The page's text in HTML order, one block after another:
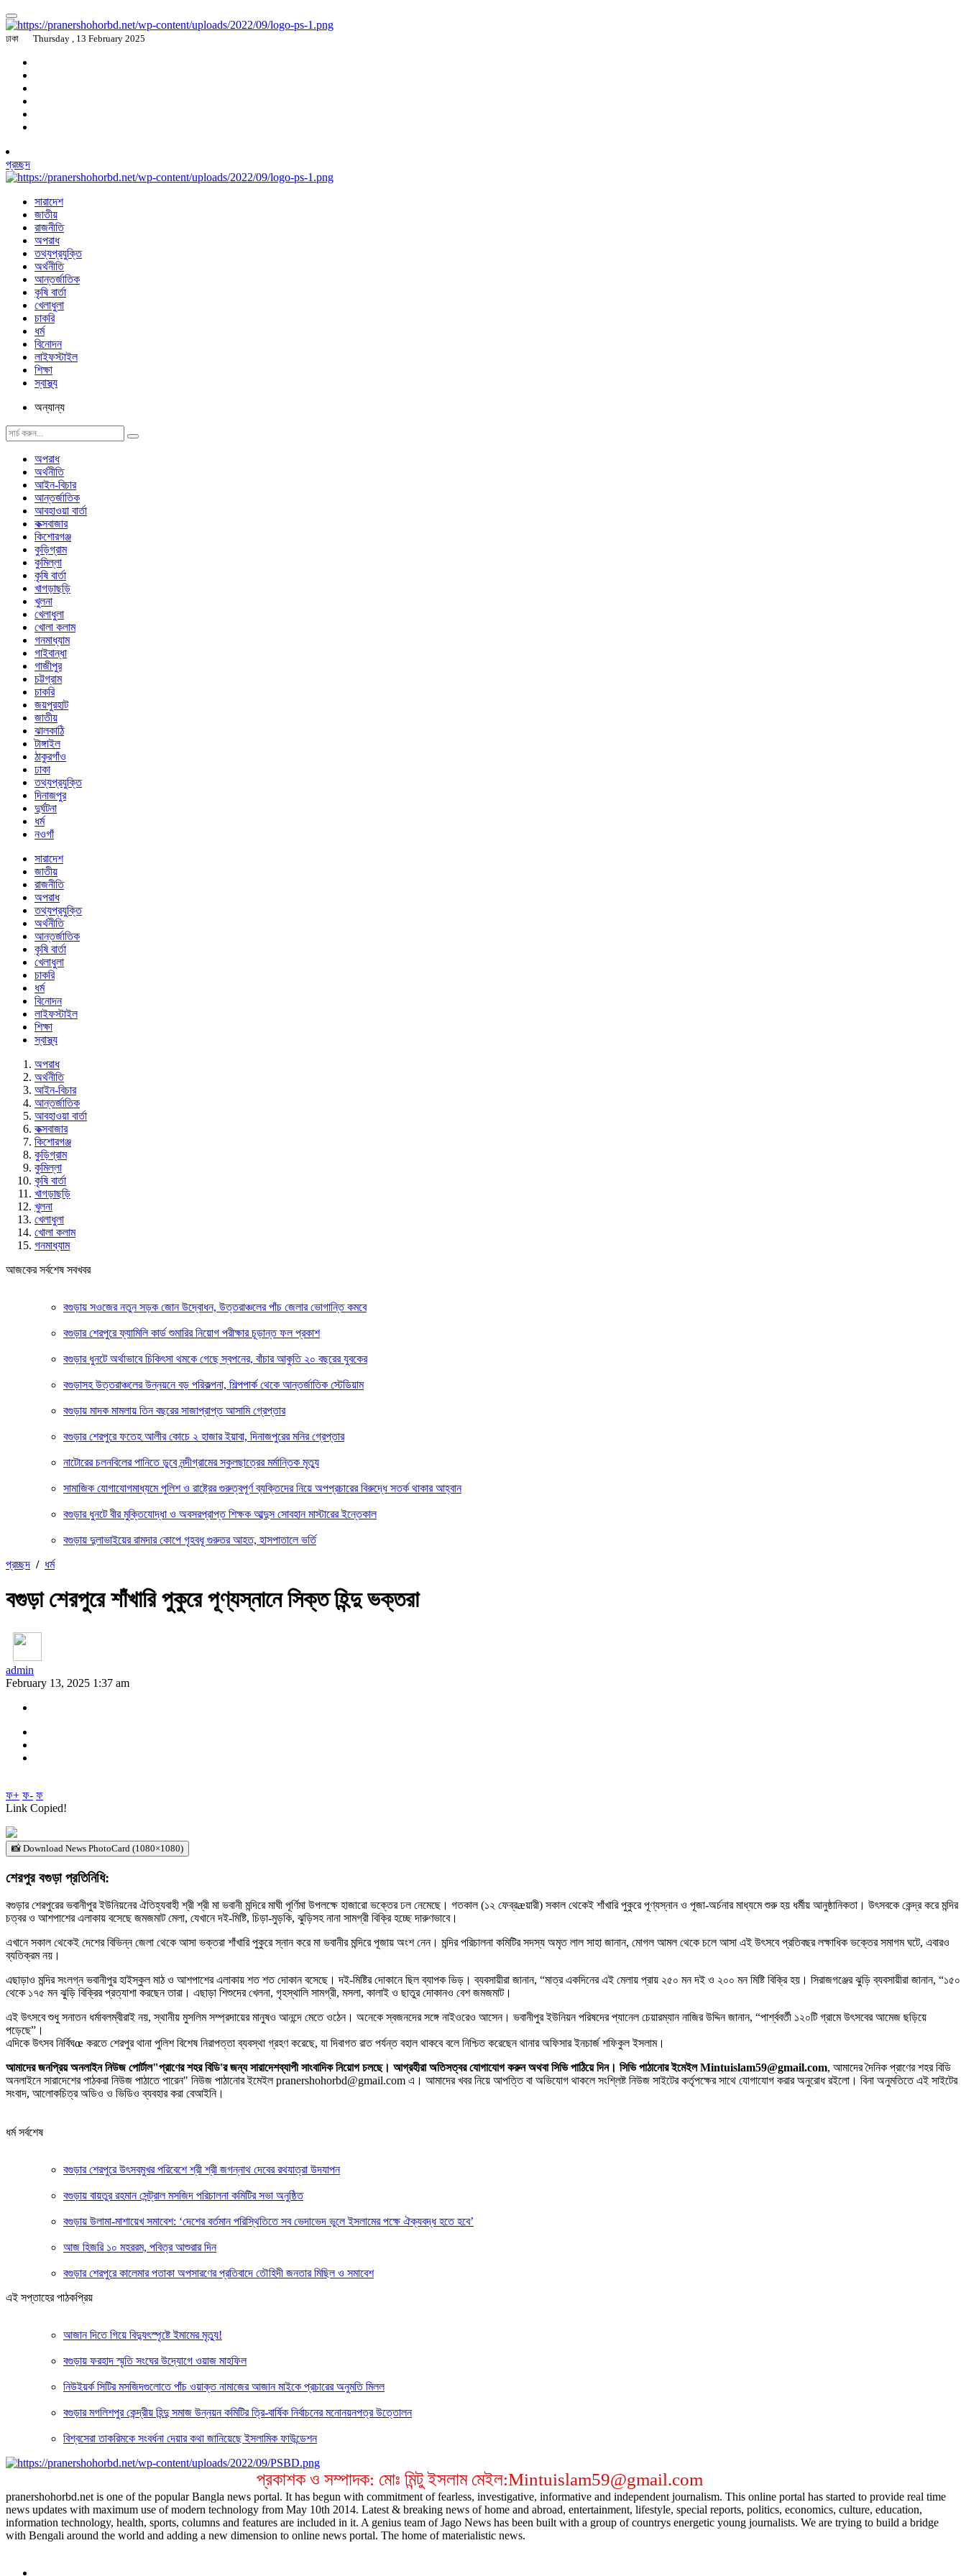
ঢাকা Thursday , 13 February 2025
প্রচ্ছদ
সারাদেশ
জাতীয়
রাজনীতি
অপরাধ
তথ্যপ্রযুক্তি
অর্থনীতি
আন্তর্জাতিক
কৃষি বার্তা
খেলাধুলা
চাকরি
ধর্ম
বিনোদন
লাইফস্টাইল
শিক্ষা
স্বাস্থ্য
অন্যান্য
অপরাধ
অর্থনীতি
আইন-বিচার
আন্তর্জাতিক
আবহাওয়া বার্তা
কক্সবাজার
কিশোরগঞ্জ
কুড়িগ্রাম
কুমিল্লা
কৃষি বার্তা
খাগড়াছড়ি
খুলনা
খেলাধুলা
খোলা কলাম
গনমাধ্যাম
গাইবান্ধা
গাজীপুর
চট্টগ্রাম
চাকরি
জয়পুরহাট
জাতীয়
ঝালকাঠি
টাঙ্গাইল
ঠাকুরগাঁও
ঢাকা
তথ্যপ্রযুক্তি
দিনাজপুর
দুর্ঘটনা
ধর্ম
নওগাঁ
সারাদেশ
জাতীয়
রাজনীতি
অপরাধ
তথ্যপ্রযুক্তি
অর্থনীতি
আন্তর্জাতিক
কৃষি বার্তা
খেলাধুলা
চাকরি
ধর্ম
বিনোদন
লাইফস্টাইল
শিক্ষা
স্বাস্থ্য
অপরাধ
অর্থনীতি
আইন-বিচার
আন্তর্জাতিক
আবহাওয়া বার্তা
কক্সবাজার
কিশোরগঞ্জ
কুড়িগ্রাম
কুমিল্লা
কৃষি বার্তা
খাগড়াছড়ি
খুলনা
খেলাধুলা
খোলা কলাম
গনমাধ্যাম
আজকের সর্বশেষ সবখবর
বগুড়ায় সওজের নতুন সড়ক জোন উদ্বোধন, উত্তরাঞ্চলের পাঁচ জেলার ভোগান্তি কমবে
বগুড়ার শেরপুরে ফ্যামিলি কার্ড শুমারির নিয়োগ পরীক্ষার চূড়ান্ত ফল প্রকাশ
বগুড়ার ধুনটে অর্থাভাবে চিকিৎসা থমকে গেছে স্বপনের, বাঁচার আকুতি ২০ বছরের যুবকের
বগুড়াসহ উত্তরাঞ্চলের উন্নয়নে বড় পরিকল্পনা, শিল্পপার্ক থেকে আন্তর্জাতিক স্টেডিয়াম
বগুড়ায় মাদক মামলায় তিন বছরের সাজাপ্রাপ্ত আসামি গ্রেপ্তার
বগুড়ার শেরপুরে ফতেহ আলীর কোচে ২ হাজার ইয়াবা, দিনাজপুরের মনির গ্রেপ্তার
নাটোরের চলনবিলের পানিতে ডুবে নন্দীগ্রামের স্কুলছাত্রের মর্মান্তিক মৃত্যু
সামাজিক যোগাযোগমাধ্যমে পুলিশ ও রাষ্ট্রের গুরুত্বপূর্ণ ব্যক্তিদের নিয়ে অপপ্রচারের বিরুদ্ধে সতর্ক থাকার আহ্বান
বগুড়ার ধুনটে বীর মুক্তিযোদ্ধা ও অবসরপ্রাপ্ত শিক্ষক আব্দুস সোবহান মাস্টারের ইন্তেকাল
বগুড়ায় দুলাভাইয়ের রামদার কোপে গৃহবধূ গুরুতর আহত, হাসপাতালে ভর্তি
প্রচ্ছদ / ধর্ম
বগুড়া শেরপুরে শাঁখারি পুকুরে পূণ্যস্নানে সিক্ত হিন্দু ভক্তরা
admin
February 13, 2025 1:37 am
ফ+ ফ- ফ
Link Copied!
📸 Download News PhotoCard (1080×1080)
শেরপুর বগুড়া প্রতিনিধি:
বগুড়ার শেরপুরের ভবানীপুর ইউনিয়নের ঐতিহ্যবাহী শ্রী শ্রী মা ভবানী মন্দিরে মাঘী পূর্ণিমা উপলক্ষে হাজারো ভক্তের ঢল নেমেছে। গতকাল (১২ ফেব্রæয়ারী) সকাল থেকেই শাঁখারি পুকুরে পূণ্যস্নান ও পূজা-অর্চনার মাধ্যমে শুরু হয় ধর্মীয় আনুষ্ঠানিকতা। উৎসবকে কেন্দ্র করে মন্দির
চত্বর ও আশপাশের এলাকায় বসেছে জমজমাট মেলা, যেখানে দই-মিষ্টি, চিড়া-মুড়কি, ঝুড়িসহ নানা সামগ্রী বিক্রি হচ্ছে দারুণভাবে।
এখানে সকাল থেকেই দেশের বিভিন্ন জেলা থেকে আসা ভক্তরা শাঁখারি পুকুরে স্নান করে মা ভবানীর মন্দিরে পূজায় অংশ নেন। মন্দির পরিচালনা কমিটির সদস্য অমৃত লাল সাহা জানান, মোগল আমল থেকে চলে আসা এই উৎসবে প্রতিবছর লক্ষাধিক ভক্তের সমাগম ঘটে, এবারও
ব্যতিক্রম নয়।
এছাড়াও মন্দির সংলগ্ন ভবানীপুর হাইস্কুল মাঠ ও আশপাশের এলাকায় শত শত দোকান বসেছে। দই-মিষ্টির দোকানে ছিল ব্যাপক ভিড়। ব্যবসায়ীরা জানান, “মাত্র একদিনের এই মেলায় প্রায় ২৫০ মন দই ও ২০০ মন মিষ্টি বিক্রি হয়। সিরাজগঞ্জের ঝুড়ি ব্যবসায়ীরা জানান, “১৫০
থেকে ১৭৫ মন ঝুড়ি বিক্রির প্রত্যাশা করছেন তারা। এছাড়া শিশুদের খেলনা, গৃহস্থালি সামগ্রী, মসলা, কালাই ও ছাতুর দোকানও বেশ জমজমাট।
এই উৎসবে শুধু সনাতন ধর্মাবলম্বীরাই নয়, স্থানীয় মুসলিম সম্প্রদায়ের মানুষও আনন্দে মেতে ওঠেন। অনেকে স্বজনদের সঙ্গে নাইওরেও আসেন। ভবানীপুর ইউনিয়ন পরিষদের প্যানেল চেয়ারম্যান নাজির উদ্দিন জানান, “পার্শ্ববর্তী ১২০টি গ্রামে উৎসবের আমেজ ছড়িয়ে
পড়েছে”।
এদিকে উৎসব নির্বিঘœ করতে শেরপুর থানা পুলিশ বিশেষ নিরাপত্তা ব্যবস্থা গ্রহণ করেছে, যা দিবাগত রাত পর্যন্ত বহাল থাকবে বলে নিশ্চিত করেছেন থানার অফিসার ইনচার্জ শফিকুল ইসলাম।
আমাদের জনপ্রিয় অনলাইন নিউজ পোর্টাল"প্রাণের শহর বিডি'র জন্য সারাদেশব্যাপী সাংবাদিক নিয়োগ চলছে। আগ্রহীরা অতিসত্বর যোগাযোগ করুন অথবা সিভি পাঠিয়ে দিন। সিভি পাঠানোর ইমেইল Mintuislam59@gmail.com, আমাদের দৈনিক প্রাণের শহর বিডি
অনলাইনে সারাদেশের পাঠকরা নিউজ পাঠাতে পারেন" নিউজ পাঠানোর ইমেইল pranershohorbd@gmail.com এ। আমাদের খবর নিয়ে আপত্তি বা অভিযোগ থাকলে সংশ্লিষ্ট নিউজ সাইটের কর্তৃপক্ষের সাথে যোগাযোগ করার অনুরোধ রইলো। বিনা অনুমতিতে এই সাইটের
সংবাদ, আলোকচিত্র অডিও ও ভিডিও ব্যবহার করা বেআইনি।
ধর্ম সর্বশেষ
বগুড়ার শেরপুরে উৎসবমুখর পরিবেশে শ্রী শ্রী জগন্নাথ দেবের রথযাত্রা উদযাপন
বগুড়ায় বায়তুর রহমান সেন্ট্রাল মসজিদ পরিচালনা কমিটির সভা অনুষ্ঠিত
বগুড়ায় উলামা-মাশায়েখ সমাবেশ: ‘দেশের বর্তমান পরিস্থিতিতে সব ভেদাভেদ ভুলে ইসলামের পক্ষে ঐক্যবদ্ধ হতে হবে’
আজ হিজরি ১০ মহররম, পবিত্র আশুরার দিন
বগুড়ার শেরপুরে কালেমার পতাকা অপসারণের প্রতিবাদে তৌহিদী জনতার মিছিল ও সমাবেশ
এই সপ্তাহের পাঠকপ্রিয়
আজান দিতে গিয়ে বিদ্যুৎস্পৃষ্টে ইমামের মৃত্যু!
বগুড়ায় ফরহাদ স্মৃতি সংঘের উদ্যোগে ওয়াজ মাহফিল
নিউইয়র্ক সিটির মসজিদগুলোতে পাঁচ ওয়াক্ত নামাজের আজান মাইকে প্রচারের অনুমতি মিলল
বগুড়ার মগলিশপুর কেন্দ্রীয় হিন্দু সমাজ উন্নয়ন কমিটির ত্রি-বার্ষিক নির্বাচনের মনোনয়নপত্র উত্তোলন
বিশ্বসেরা তাকরিমকে সংবর্ধনা দেয়ার কথা জানিয়েছে ইসলামিক ফাউন্ডেশন
প্রকাশক ও সম্পাদক: মোঃ মিন্টু ইসলাম মেইল:Mintuislam59@gmail.com
pranershohorbd.net is one of the popular Bangla news portal. It has begun with commitment of fearless, investigative, informative and independent journalism. This online portal has started to provide real time
news updates with maximum use of modern technology from May 10th 2014. Latest & breaking news of home and abroad, entertainment, lifestyle, special reports, politics, economics, culture, education,
information technology, health, sports, columns and features are included in it. A genius team of Jago News has been built with a group of countrys energetic young journalists. We are trying to build a bridge
with Bengali around the world and adding a new dimension to online news portal. The home of materialistic news.